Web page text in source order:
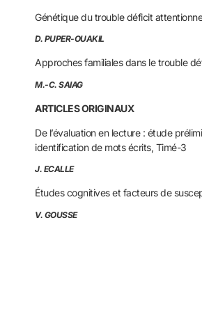
Génétique du trouble déficit
D. PUPER-OUAKIL
Approches familiales dans le trouble
M.-C. SAIAG
ARTICLES ORIGINAUX
De l’évaluation en lecture : étude
identification de mots écrits, Timé-3
J. ECALLE
Études cognitives et facteurs de
V. GOUSSE